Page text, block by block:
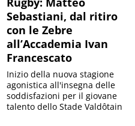
Sebastiani, dal ritiro
con le Zebre
all’Accademia Ivan
Francescato
Inizio della nuova stagione
agonistica all'insegna delle
soddisfazioni per il giovane
talento dello Stade Valdôtain